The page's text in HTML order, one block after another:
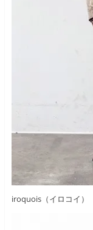
iroquois（イロコイ